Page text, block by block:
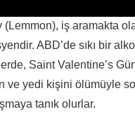
(Lemmon), iş aramakta
ABD’de sıkı bir
Saint Valentine’s
ve yedi kişini ölümüyle
tanık olurlar.